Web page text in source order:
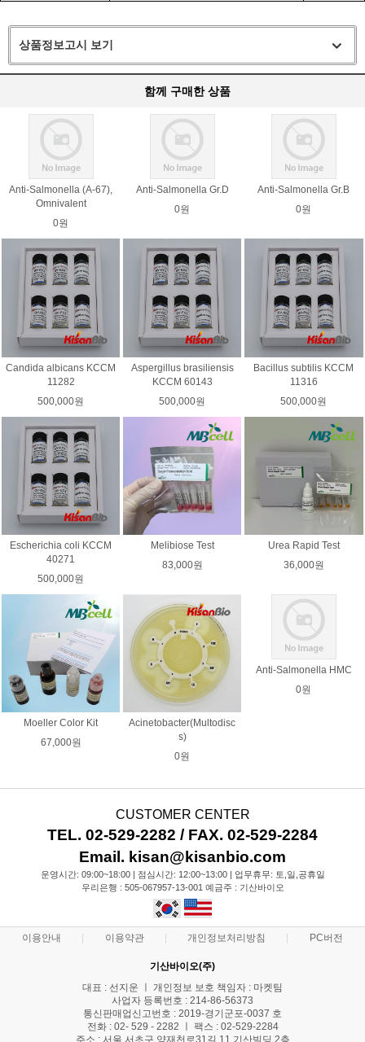
상품정보고시 보기
함께 구매한 상품
Anti-Salmonella (A-67),
Omnivalent
0원
Anti-Salmonella Gr.D
0원
Anti-Salmonella Gr.B
0원
Candida albicans KCCM
11282
500,000원
Aspergillus brasiliensis
KCCM 60143
500,000원
Bacillus subtilis KCCM
11316
500,000원
Escherichia coli KCCM
40271
500,000원
Melibiose Test
83,000원
Urea Rapid Test
36,000원
Moeller Color Kit
67,000원
Acinetobacter(Multodisc
s)
0원
Anti-Salmonella HMC
0원
CUSTOMER CENTER
TEL. 02-529-2282 / FAX. 02-529-2284
Email. kisan@kisanbio.com
운영시간: 09:00~18:00 | 점심시간: 12:00~13:00 | 업무휴무: 토,일,공휴일
우리은행 : 505-067957-13-001 예금주 : 기산바이오
이용안내 이용약관 개인정보처리방침 PC버전
기산바이오(주)
대표 : 선지운 ㅣ 개인정보 보호 책임자 : 마켓팀
사업자 등록번호 : 214-86-56373
통신판매업신고번호 : 2019-경기군포-0037 호
전화 : 02- 529 - 2282 ㅣ 팩스 : 02-529-2284
주소 : 서울 서초구 양재천로31길 11 기산빌딩 2층